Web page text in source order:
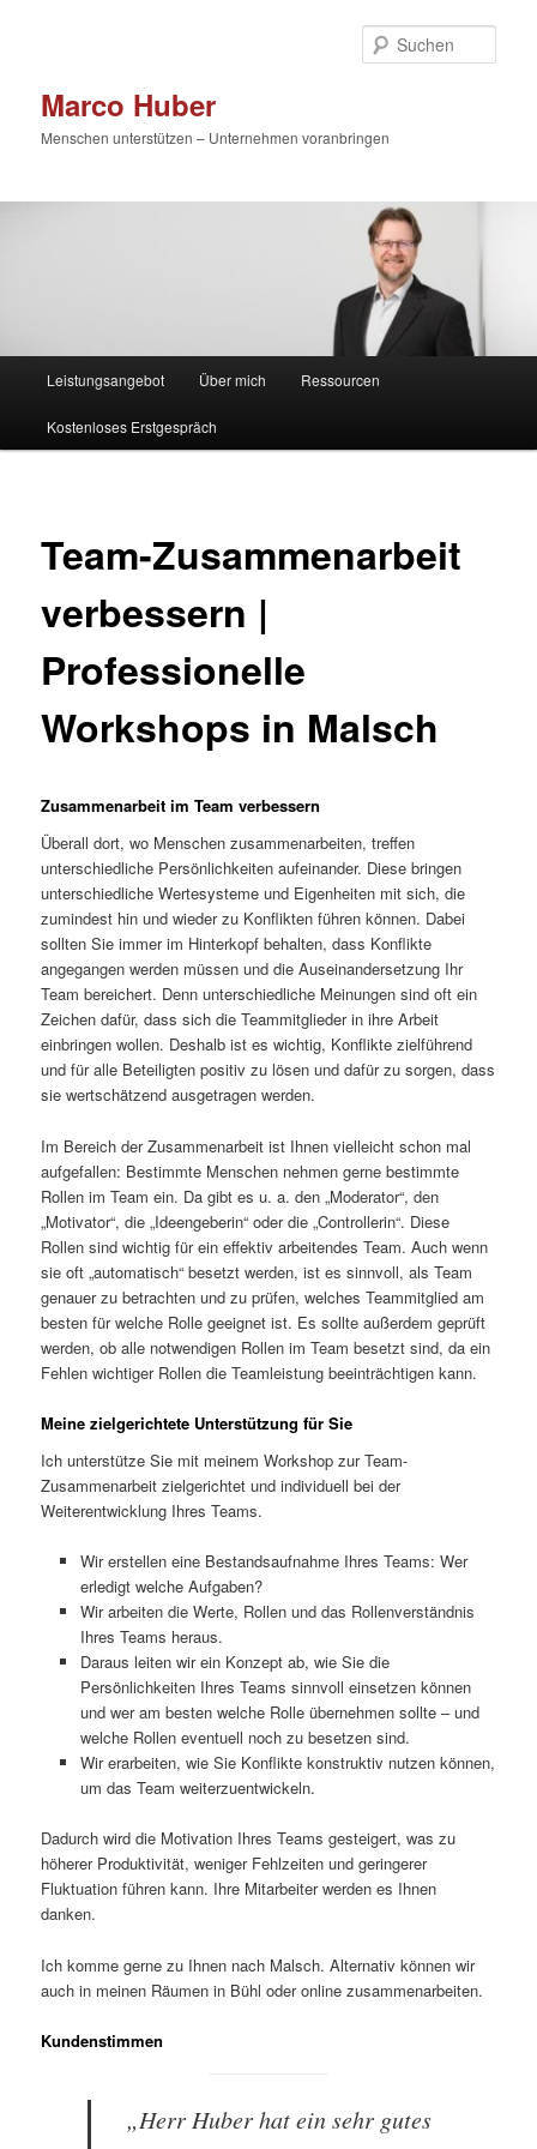
Marco Huber
Menschen unterstützen – Unternehmen voranbringen
Leistungsangebot Über mich Ressourcen
Kostenloses Erstgespräch
Team-Zusammenarbeit
verbessern |
Professionelle
Workshops in Malsch
Zusammenarbeit im Team verbessern
Überall dort, wo Menschen zusammenarbeiten, treffen
unterschiedliche Persönlichkeiten aufeinander. Diese bringen
unterschiedliche Wertesysteme und Eigenheiten mit sich, die
zumindest hin und wieder zu Konflikten führen können. Dabei
sollten Sie immer im Hinterkopf behalten, dass Konflikte
angegangen werden müssen und die Auseinandersetzung Ihr
Team bereichert. Denn unterschiedliche Meinungen sind oft ein
Zeichen dafür, dass sich die Teammitglieder in ihre Arbeit
einbringen wollen. Deshalb ist es wichtig, Konflikte zielführend
und für alle Beteiligten positiv zu lösen und dafür zu sorgen, dass
sie wertschätzend ausgetragen werden.
Im Bereich der Zusammenarbeit ist Ihnen vielleicht schon mal
aufgefallen: Bestimmte Menschen nehmen gerne bestimmte
Rollen im Team ein. Da gibt es u. a. den „Moderator“, den
„Motivator“, die „Ideengeberin“ oder die „Controllerin“. Diese
Rollen sind wichtig für ein effektiv arbeitendes Team. Auch wenn
sie oft „automatisch“ besetzt werden, ist es sinnvoll, als Team
genauer zu betrachten und zu prüfen, welches Teammitglied am
besten für welche Rolle geeignet ist. Es sollte außerdem geprüft
werden, ob alle notwendigen Rollen im Team besetzt sind, da ein
Fehlen wichtiger Rollen die Teamleistung beeinträchtigen kann.
Meine zielgerichtete Unterstützung für Sie
Ich unterstütze Sie mit meinem Workshop zur Team-
Zusammenarbeit zielgerichtet und individuell bei der
Weiterentwicklung Ihres Teams.
Wir erstellen eine Bestandsaufnahme Ihres Teams: Wer
erledigt welche Aufgaben?
Wir arbeiten die Werte, Rollen und das Rollenverständnis
Ihres Teams heraus.
Daraus leiten wir ein Konzept ab, wie Sie die
Persönlichkeiten Ihres Teams sinnvoll einsetzen können
und wer am besten welche Rolle übernehmen sollte – und
welche Rollen eventuell noch zu besetzen sind.
Wir erarbeiten, wie Sie Konflikte konstruktiv nutzen können,
um das Team weiterzuentwickeln.
Dadurch wird die Motivation Ihres Teams gesteigert, was zu
höherer Produktivität, weniger Fehlzeiten und geringerer
Fluktuation führen kann. Ihre Mitarbeiter werden es Ihnen
danken.
Ich komme gerne zu Ihnen nach Malsch. Alternativ können wir
auch in meinen Räumen in Bühl oder online zusammenarbeiten.
Kundenstimmen
„Herr Huber hat ein sehr gutes